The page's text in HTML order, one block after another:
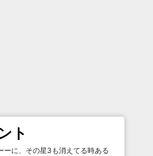
ト
ーに、その星3も消えてる時ある